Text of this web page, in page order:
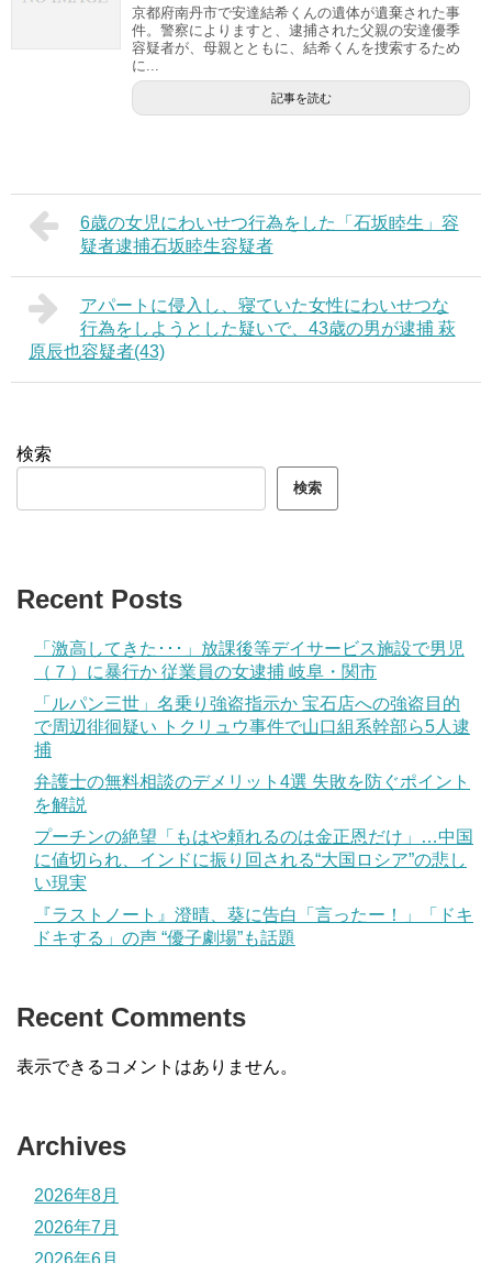
京都府南丹市で安達結希くんの遺体が遺棄された事
件。警察によりますと、逮捕された父親の安達優季
容疑者が、母親とともに、結希くんを捜索するため
に...
記事を読む
6歳の女児にわいせつ行為をした「石坂睦生」容
疑者逮捕石坂睦生容疑者
アパートに侵入し、寝ていた女性にわいせつな
行為をしようとした疑いで、43歳の男が逮捕 萩
原辰也容疑者(43)
検索
検索
Recent Posts
「激高してきた･･･」放課後等デイサービス施設で男児
（７）に暴行か 従業員の女逮捕 岐阜・関市
「ルパン三世」名乗り強盗指示か 宝石店への強盗目的
で周辺徘徊疑い トクリュウ事件で山口組系幹部ら5人逮
捕
弁護士の無料相談のデメリット4選 失敗を防ぐポイント
を解説
プーチンの絶望「もはや頼れるのは金正恩だけ」…中国
に値切られ、インドに振り回される“大国ロシア”の悲し
い現実
『ラストノート』澄晴、葵に告白「言ったー！」「ドキ
ドキする」の声 “優子劇場”も話題
Recent Comments
表示できるコメントはありません。
Archives
2026年8月
2026年7月
2026年6月